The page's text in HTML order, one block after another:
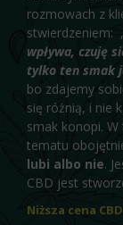
rozmowach z
stwierdzeniem:
wpływa, czuję
tylko ten smak
bo zdajemy
się różnią, i nie
smak konopi.
tematu
lubi albo nie.
CBD jest
Niższa cena